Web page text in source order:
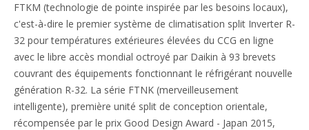
FTKM (technologie de pointe inspirée par les besoins locaux),
c'est-à-dire le premier système de climatisation split Inverter R-
32 pour températures extérieures élevées du CCG en ligne
avec le libre accès mondial octroyé par Daikin à 93 brevets
couvrant des équipements fonctionnant le réfrigérant nouvelle
génération R-32. La série FTNK (merveilleusement
intelligente), première unité split de conception orientale,
récompensée par le prix Good Design Award - Japan 2015,